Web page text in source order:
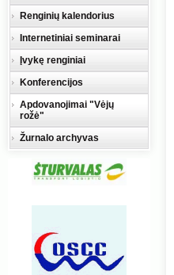
Renginių kalendorius
Internetiniai seminarai
Įvykę renginiai
Konferencijos
Apdovanojimai "Vėjų
rožė"
Žurnalo archyvas